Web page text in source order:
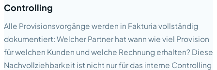
Controlling
Alle Provisionsvorgänge werden in Fakturia vollständig
dokumentiert: Welcher Partner hat wann wie viel Provision
für welchen Kunden und welche Rechnung erhalten? Diese
Nachvollziehbarkeit ist nicht nur für das interne Controlling